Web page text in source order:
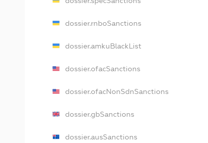
dossier.rnboSanctions
dossier.amkuBlackList
dossier.ofacSanctions
dossier.ofacNonSdnSanctions
dossier.gbSanctions
dossier.ausSanctions